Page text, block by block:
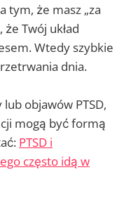
tym, że masz „za
Twój układ
Wtedy szybkie
dnia.
objawów PTSD,
mogą być formą
PTSD i
często idą w